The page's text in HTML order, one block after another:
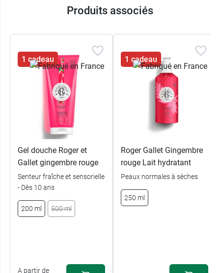
Produits associés
1 cadeau
Gel douche Roger et
Gallet gingembre rouge
Senteur fraîche et sensorielle
- Dès 10 ans
200 ml 500 ml
A partir de
1 cadeau
Roger Gallet Gingembre
rouge Lait hydratant
Peaux normales à sèches
250 ml